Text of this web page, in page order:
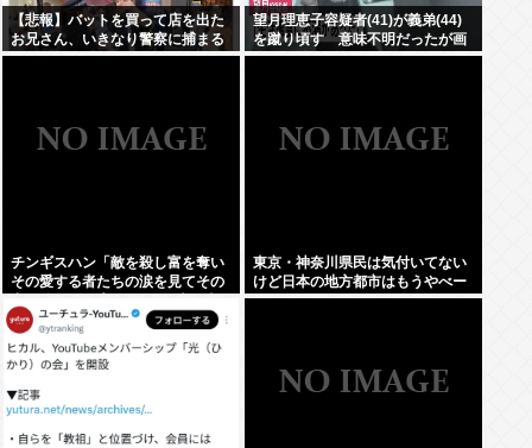
【悲報】バットを買って店を出た
お兄さん、いきなり警察に捕まる
www
望月理恵子容疑者(41)が義弟(44)
を蹴り頃す 意味不明だったが画
像みて納得・・・
チンギスハン「敵を殺し富を奪い
その愛する者たちの涙を見てその
び」
東京・神奈川県民は気付いてない
けど日本の地方都市はもうやべー
ぞ